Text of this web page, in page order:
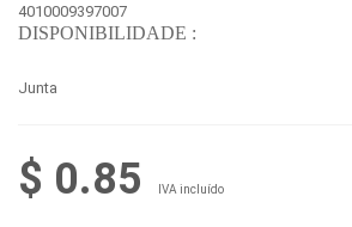
4010009397007
DISPONIBILIDADE :
Junta
$ 0.85 IVA incluído